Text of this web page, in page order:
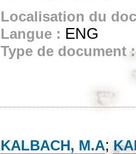
Localisation du
Langue : ENG
Type de document
KALBACH, M.A;